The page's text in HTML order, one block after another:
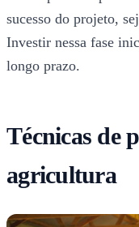
sucesso do projeto,
Investir nessa fase
longo prazo.
Técnicas de
agricultura